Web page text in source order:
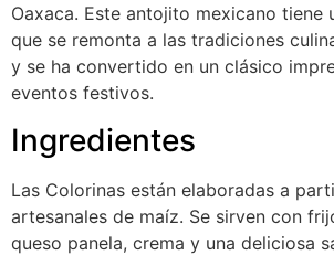
Oaxaca. Este antojito mexicano tiene
que se remonta a las tradiciones
y se ha convertido en un clásico
eventos festivos.
Ingredientes
Las Colorinas están elaboradas a
artesanales de maíz. Se sirven con
queso panela, crema y una deliciosa